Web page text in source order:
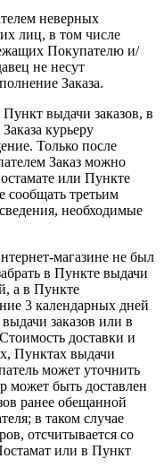
неверных
лиц, в том числе
Покупателю и/
не несут
Заказа.
выдачи заказов, в
курьеру
Только после
Заказ можно
или Пункте
сообщать третьим
необходимые
магазине не был
в Пункте выдачи
а в Пункте
3 календарных дней
заказов или в
доставки и
Пунктах выдачи
может уточнить
может быть доставлен
ранее обещанной
в таком случае
отсчитывается со
или в Пункт